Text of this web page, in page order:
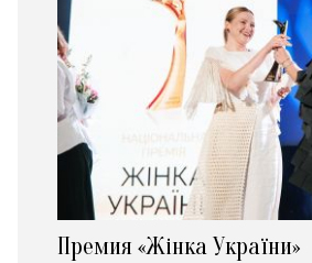
Премия «Жінка України»